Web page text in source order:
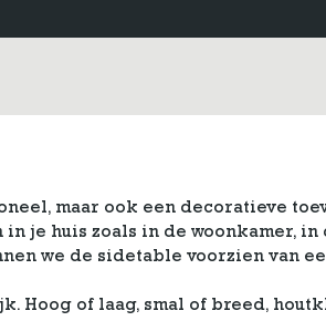
maar ook een decoratieve
je huis zoals in de woonkamer,
we de sidetable voorzien van
Hoog of laag, smal of breed,